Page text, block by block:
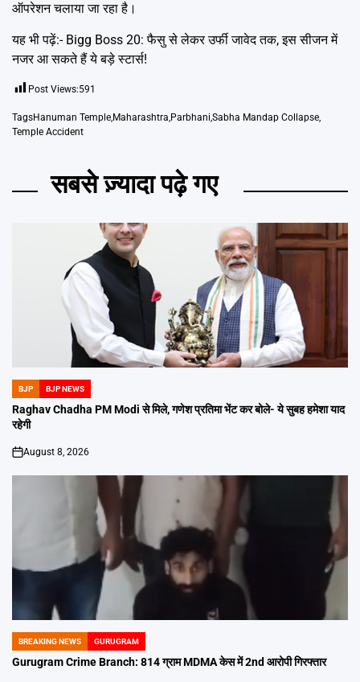
ऑपरेशन चलाया जा रहा है।
यह भी पढ़ें:- Bigg Boss 20: फैसु से लेकर उर्फी जावेद तक, इस सीजन में
नजर आ सकते हैं ये बड़े स्टार्स!
Post Views:591
TagsHanuman Temple,Maharashtra,Parbhani,Sabha Mandap Collapse,
Temple Accident
सबसे ज़्यादा पढ़े गए
POSTED
IN
BJP BJP NEWS
Raghav Chadha PM Modi से मिले, गणेश प्रतिमा भेंट कर बोले- ये सुबह हमेशा याद
रहेगी
on
August 8, 2026
POSTED
IN
BREAKING NEWS GURUGRAM
Gurugram Crime Branch: 814 ग्राम MDMA केस में 2nd आरोपी गिरफ्तार